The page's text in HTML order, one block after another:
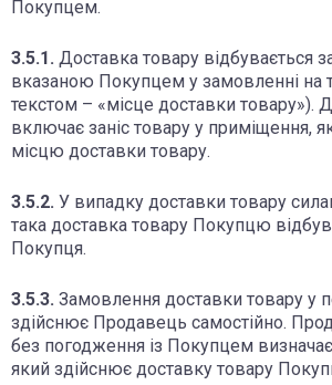
Покупцем.
3.5.1. Доставка товару відбувається
вказаною Покупцем у замовленні на
текстом – «місце доставки товару»).
включає заніс товару у приміщення,
місцю доставки товару.
3.5.2. У випадку доставки товару
така доставка товару Покупцю
Покупця.
3.5.3. Замовлення доставки товару у
здійснює Продавець самостійно.
без погодження із Покупцем
який здійснює доставку товару